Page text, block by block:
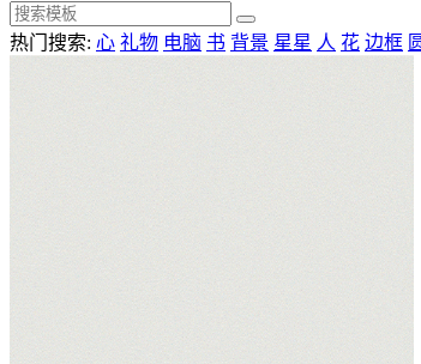
热门搜索: 心 礼物 电脑 书 背景 星星 人 花 边框